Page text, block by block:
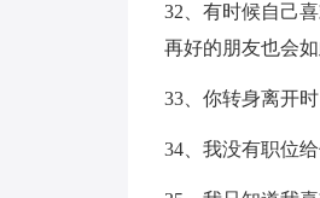
32、有时候自己
再好的朋友也会如
33、你转身离开
34、我没有职位